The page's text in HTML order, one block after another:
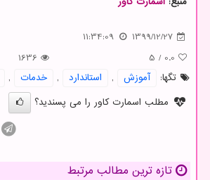
1399/12/27
11:34:09
0.0
/
5
1636
تگها:
آموزش , استاندارد , خدمات ,
مطلب اسمارت کاور را می پسندید؟
تازه ترین مطالب مرتبط